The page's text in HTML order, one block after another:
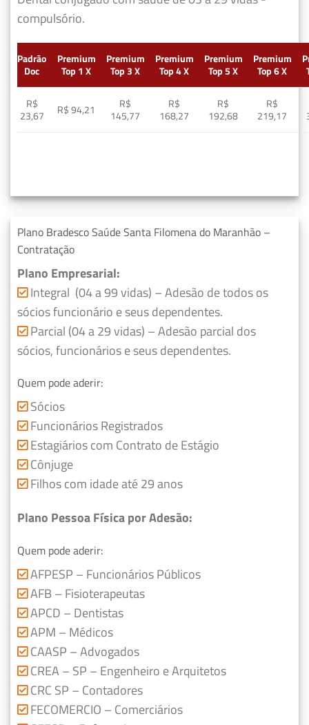
compulsório.
Padrão
Doc
Premium
Top 1 X
Premium
Top 3 X
Premium
Top 4 X
Premium
Top 5 X
Premium
Top 6 X
R$
23,67
R$ 94,21
R$
145,77
R$
168,27
R$
192,68
R$
219,17
Plano Bradesco Saúde Santa Filomena do Maranhão –
Contratação
Plano Empresarial:
Integral (04 a 99 vidas) – Adesão de todos os
sócios funcionário e seus dependentes.
Parcial (04 a 29 vidas) – Adesão parcial dos
sócios, funcionários e seus dependentes.
Quem pode aderir:
Sócios
Funcionários Registrados
Estagiários com Contrato de Estágio
Cônjuge
Filhos com idade até 29 anos
Plano Pessoa Física por Adesão:
Quem pode aderir:
AFPESP – Funcionários Públicos
AFB – Fisioterapeutas
APCD – Dentistas
APM – Médicos
CAASP – Advogados
CREA – SP – Engenheiro e Arquitetos
CRC SP – Contadores
FECOMERCIO – Comerciários